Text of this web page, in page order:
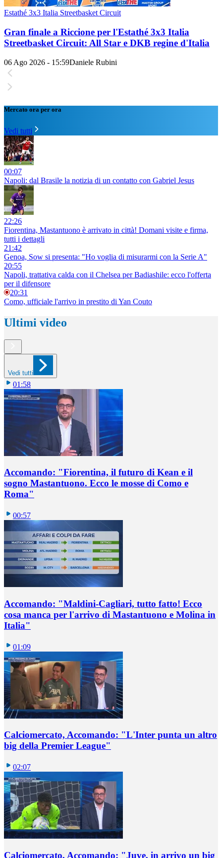
Estathé 3x3 Italia Streetbasket Circuit
Gran finale a Riccione per l'Estathé 3x3 Italia
Streetbasket Circuit: All Star e DKB regine d'Italia
06 Ago 2026 - 15:59Daniele Rubini
Mercato ora per ora
Vedi tutti
00:07
Napoli: dal Brasile la notizia di un contatto con Gabriel Jesus
22:26
Fiorentina, Mastantuono è arrivato in città! Domani visite e firma,
tutti i dettagli
21:42
Genoa, Sow si presenta: "Ho voglia di misurarmi con la Serie A"
20:55
Napoli, trattativa calda con il Chelsea per Badiashile: ecco l'offerta
per il difensore
20:31
Como, ufficiale l'arrivo in prestito di Yan Couto
Ultimi video
Vedi tutti
01:58
Accomando: "Fiorentina, il futuro di Kean e il
sogno Mastantuono. Ecco le mosse di Como e
Roma"
00:57
Accomando: "Maldini-Cagliari, tutto fatto! Ecco
cosa manca per l'arrivo di Mastantuono e Molina in
Italia"
01:09
Calciomercato, Accomando: "L'Inter punta un altro
big della Premier League"
02:07
Calciomercato, Accomando: "Juve, in arrivo un big